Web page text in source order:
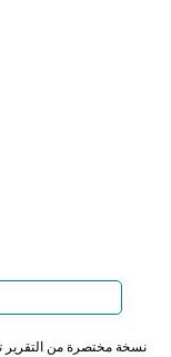
نسخة مختصرة من التقرير